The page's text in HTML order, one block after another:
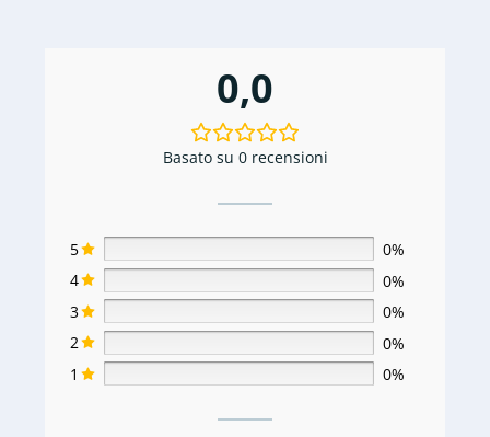
0,0
Basato su 0 recensioni
5
0%
4
0%
3
0%
2
0%
1
0%